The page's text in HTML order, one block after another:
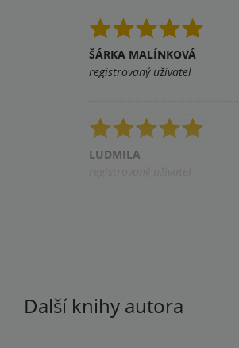
ŠÁRKA MALÍNKOVÁ
registrovaný uživatel
LUDMILA
Další knihy autora